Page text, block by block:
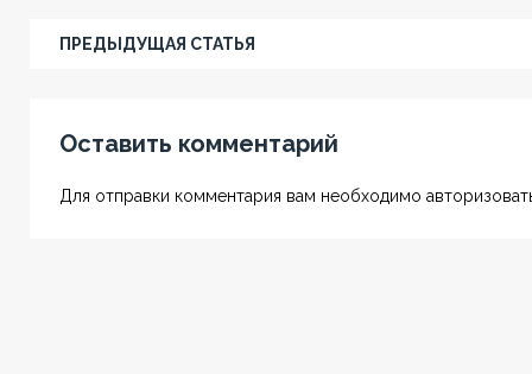
ПРЕДЫДУЩАЯ СТАТЬЯ
Оставить комментарий
Для отправки комментария вам необходимо